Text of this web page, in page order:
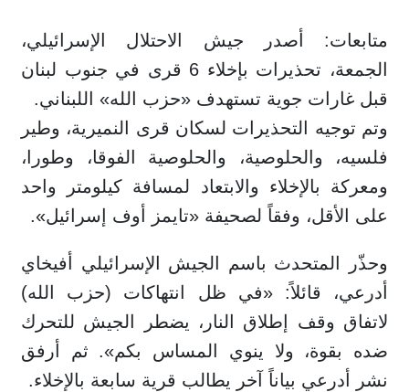
متابعات: أصدر جيش الاحتلال الإسرائيلي،
الجمعة، تحذيرات بإخلاء 6 قرى في جنوب لبنان
قبل غارات جوية تستهدف «حزب الله» اللبناني.
وتم توجيه التحذيرات لسكان قرى النميرية، وطير
فلسيه، والحلوصية، والحلوصية الفوقا، وطورا،
ومعركة بالإخلاء والابتعاد لمسافة كيلومتر واحد
على الأقل، وفقاً لصحيفة «تايمز أوف إسرائيل».
وحذّر المتحدث باسم الجيش الإسرائيلي أفيخاي
أدرعي، قائلاً: «في ظل انتهاكات (حزب الله)
لاتفاق وقف إطلاق النار، يضطر الجيش للتحرك
ضده بقوة، ولا ينوي المساس بكم». ثم أرفق
نشر أدرعي بياناً آخر يطالب قرية سابعة بالإخلاء.